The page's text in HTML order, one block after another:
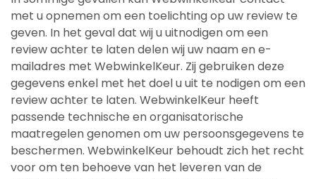
met u opnemen om een toelichting op uw review te
geven. In het geval dat wij u uitnodigen om een
review achter te laten delen wij uw naam en e-
mailadres met WebwinkelKeur. Zij gebruiken deze
gegevens enkel met het doel u uit te nodigen om een
review achter te laten. WebwinkelKeur heeft
passende technische en organisatorische
maatregelen genomen om uw persoonsgegevens te
beschermen. WebwinkelKeur behoudt zich het recht
voor om ten behoeve van het leveren van de